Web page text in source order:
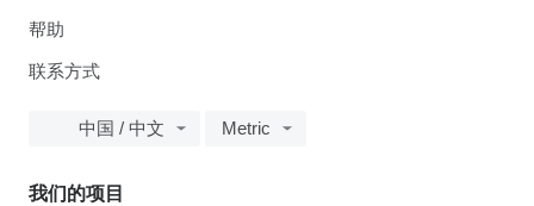
帮助
联系方式
中国 / 中文 Metric
我们的项目